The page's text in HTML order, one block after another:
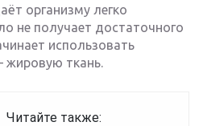
организму легко
не получает достаточного
использовать
жировую ткань.
Читайте также: